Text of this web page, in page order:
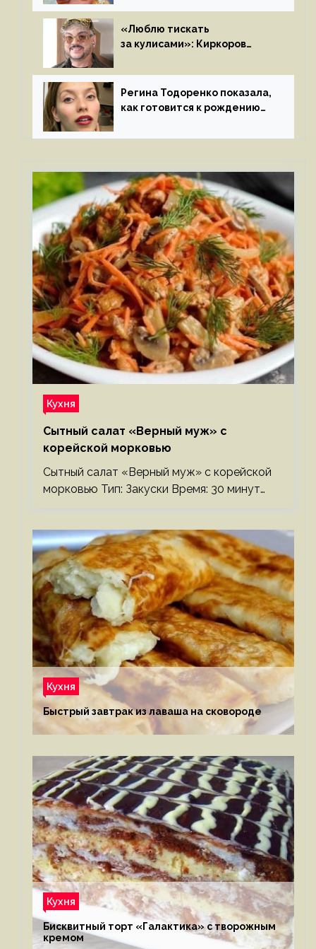
«Люблю тискать
за кулисами»: Киркоров
к молодой особе
Регина Тодоренко показала,
как готовится к рождению
Кухня
Сытный салат «Верный муж» с
корейской морковью
Сытный салат «Верный муж» с корейской
морковью Тип: Закуски Время: 30 минут…
Кухня
Быстрый завтрак из лаваша на сковороде
Кухня
Бисквитный торт «Галактика» с творожным
кремом